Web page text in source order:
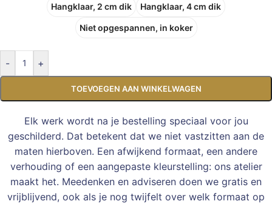
Hangklaar, 2 cm dik Hangklaar, 4 cm dik
Niet opgespannen, in koker
- +
TOEVOEGEN AAN WINKELWAGEN
Elk werk wordt na je bestelling speciaal voor jou
geschilderd. Dat betekent dat we niet vastzitten aan de
maten hierboven. Een afwijkend formaat, een andere
verhouding of een aangepaste kleurstelling: ons atelier
maakt het. Meedenken en adviseren doen we gratis en
vrijblijvend, ook als je nog twijfelt over welk formaat op